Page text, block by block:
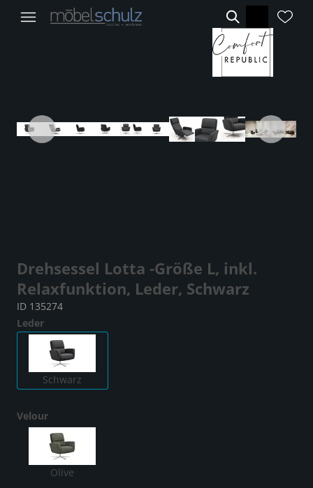
Drehsessel Lotta -Größe L, inkl.
Relaxfunktion, Leder, Schwarz
ID 135274
Leder
Schwarz
Velour
Olive